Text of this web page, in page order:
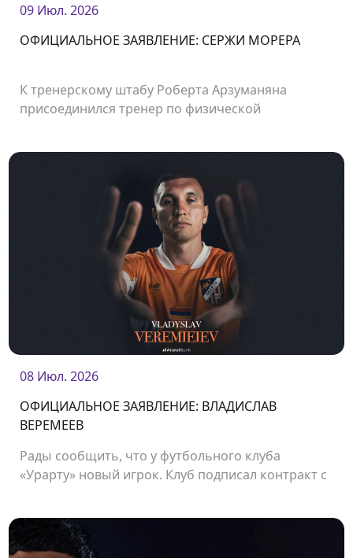
09 Июл. 2026
ОФИЦИАЛЬНОЕ ЗАЯВЛЕНИЕ: СЕРЖИ МОРЕРА
К тренерскому штабу Роберта Арзуманяна
присоединился тренер по физической
08 Июл. 2026
ОФИЦИАЛЬНОЕ ЗАЯВЛЕНИЕ: ВЛАДИСЛАВ
ВЕРЕМЕЕВ
Рады сообщить, что у футбольного клуба
«Урарту» новый игрок. Клуб подписал контракт с